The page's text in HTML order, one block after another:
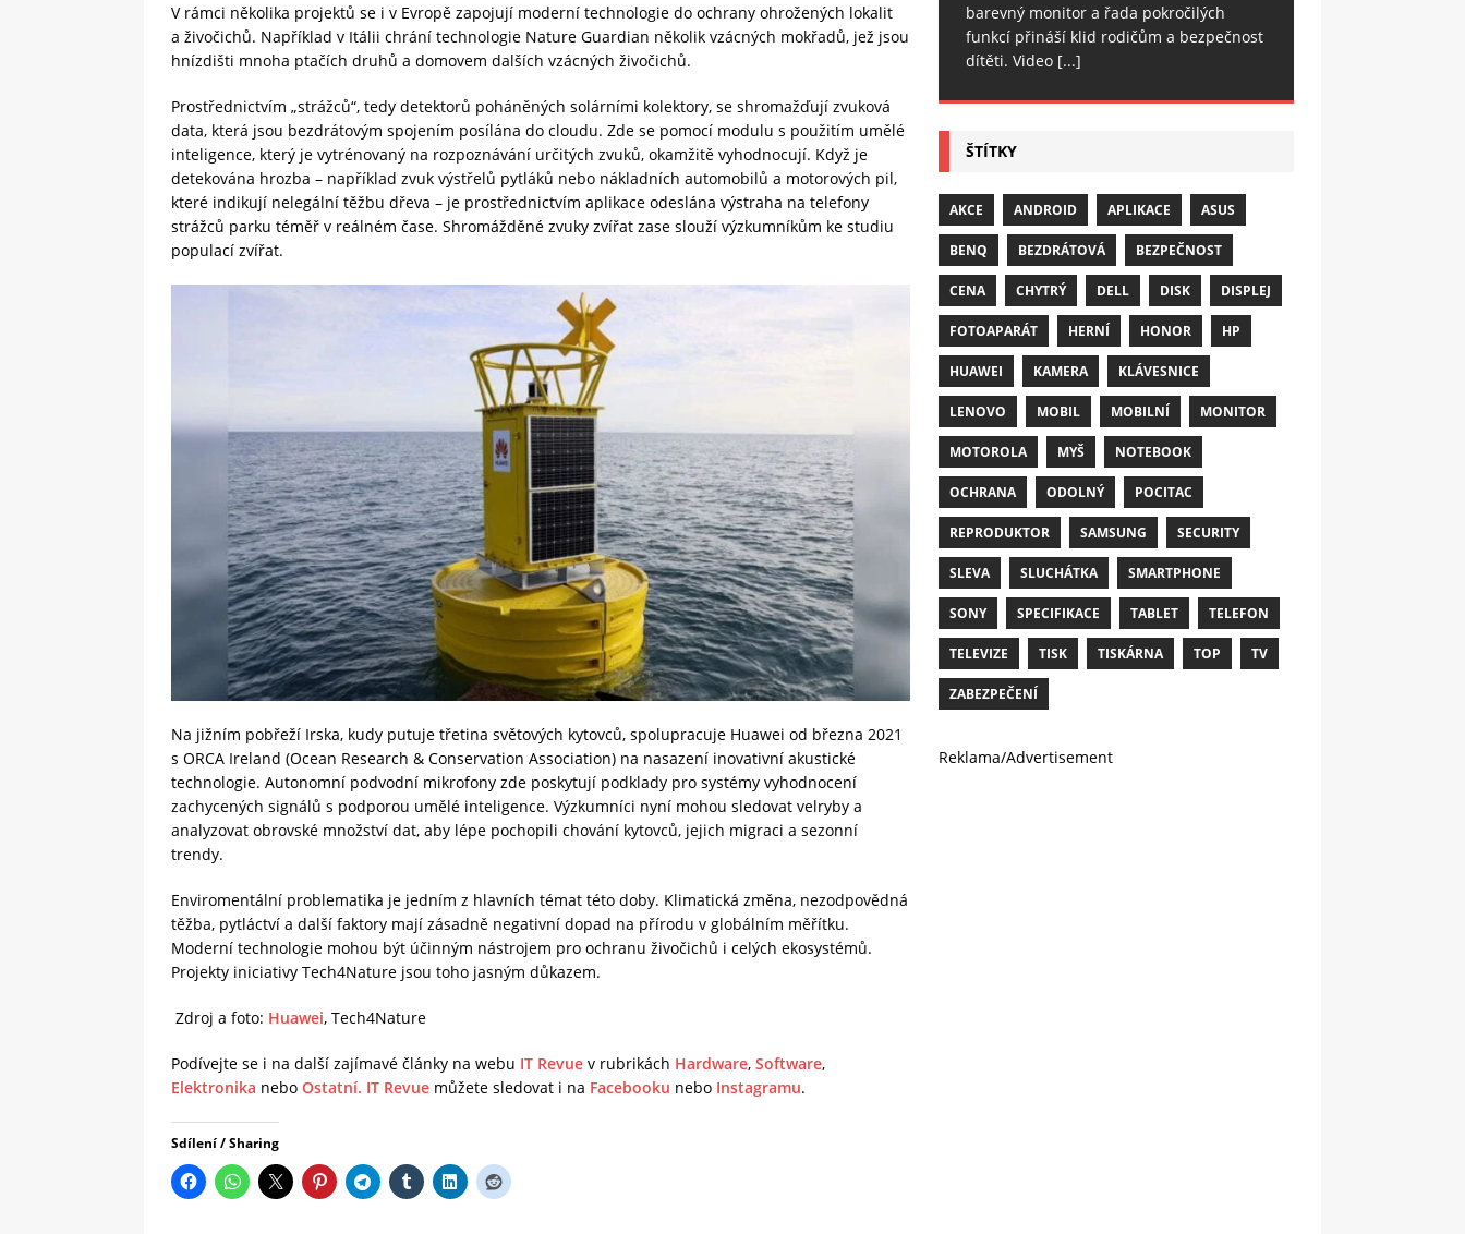
V rámci několika projektů se i v Evropě zapojují moderní technologie do ochrany ohrožených lokalit
a živočichů. Například v Itálii chrání technologie Nature Guardian několik vzácných mokřadů, jež jsou
hnízdišti mnoha ptačích druhů a domovem dalších vzácných živočichů.
Prostřednictvím „strážců“, tedy detektorů poháněných solárními kolektory, se shromažďují zvuková
data, která jsou bezdrátovým spojením posílána do cloudu. Zde se pomocí modulu s použitím umělé
inteligence, který je vytrénovaný na rozpoznávání určitých zvuků, okamžitě vyhodnocují. Když je
detekována hrozba – například zvuk výstřelů pytláků nebo nákladních automobilů a motorových pil,
které indikují nelegální těžbu dřeva – je prostřednictvím aplikace odeslána výstraha na telefony
strážců parku téměř v reálném čase. Shromážděné zvuky zvířat zase slouží výzkumníkům ke studiu
populací zvířat.
Na jižním pobřeží Irska, kudy putuje třetina světových kytovců, spolupracuje Huawei od března 2021
s ORCA Ireland (Ocean Research & Conservation Association) na nasazení inovativní akustické
technologie. Autonomní podvodní mikrofony zde poskytují podklady pro systémy vyhodnocení
zachycených signálů s podporou umělé inteligence. Výzkumníci nyní mohou sledovat velryby a
analyzovat obrovské množství dat, aby lépe pochopili chování kytovců, jejich migraci a sezonní
trendy.
Enviromentální problematika je jedním z hlavních témat této doby. Klimatická změna, nezodpovědná
těžba, pytláctví a další faktory mají zásadně negativní dopad na přírodu v globálním měřítku.
Moderní technologie mohou být účinným nástrojem pro ochranu živočichů i celých ekosystémů.
Projekty iniciativy Tech4Nature jsou toho jasným důkazem.
Zdroj a foto: Huawei, Tech4Nature
Podívejte se i na další zajímavé články na webu IT Revue v rubrikách Hardware, Software,
Elektronika nebo Ostatní. IT Revue můžete sledovat i na Facebooku nebo Instagramu.
Sdílení / Sharing
barevný monitor a řada pokročilých
funkcí přináší klid rodičům a bezpečnost
dítěti. Video [...]
ŠTÍTKY
AKCE ANDROID APLIKACE ASUS
BENQ BEZDRÁTOVÁ BEZPEČNOST
CENA CHYTRÝ DELL DISK DISPLEJ
FOTOAPARÁT HERNÍ HONOR HP
HUAWEI KAMERA KLÁVESNICE
LENOVO MOBIL MOBILNÍ MONITOR
MOTOROLA MYŠ NOTEBOOK
OCHRANA ODOLNÝ POCITAC
REPRODUKTOR SAMSUNG SECURITY
SLEVA SLUCHÁTKA SMARTPHONE
SONY SPECIFIKACE TABLET TELEFON
TELEVIZE TISK TISKÁRNA TOP TV
ZABEZPEČENÍ
Reklama/Advertisement